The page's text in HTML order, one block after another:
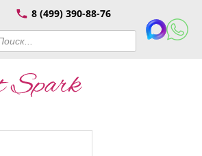
8 (499) 390-88-76